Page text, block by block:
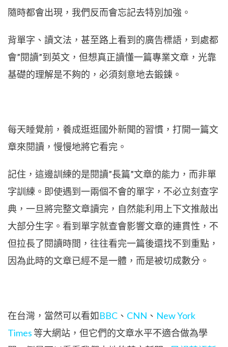
隨時都會出現，我們反而會忘記去特別加強。
背單字、讀文法，甚至路上看到的廣告標語，到處都
會”閱讀”到英文，但想真正讀懂一篇專業文章，光靠
基礎的理解是不夠的，必須刻意地去鍛鍊。
每天睡覺前，養成逛逛國外新聞的習慣，打開一篇文
章來閱讀，慢慢地將它看完。
記住，這邊訓練的是閱讀”長篇”文章的能力，而非單
字訓練。即使遇到一兩個不會的單字，不必立刻查字
典，一旦將完整文章讀完，自然能利用上下文推敲出
大部分生字。看到單字就查會影響文章的連貫性，不
但拉長了閱讀時間，往往看完一篇後還找不到重點，
因為此時的文章已經不是一體，而是被切成數分。
在台灣，當然可以看如BBC 、 CNN 、 New York
Times 等大網站，但它們的文章水平不適合做為學